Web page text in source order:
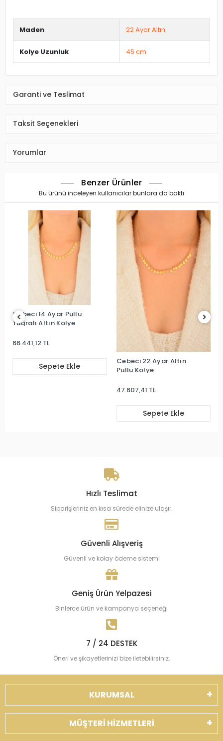
Maden 22 Ayar Altın
Kolye Uzunluk 45 cm
Garanti ve Teslimat
Taksit Seçenekleri
Yorumlar
Benzer Ürünler
Bu ürünü inceleyen kullanıcılar bunlara da baktı
Cebeci 22 Ayar Altın
Pullu Kolye
Cebeci 14 Ayar Pullu
Altın Kolye
90.767,98 TL
Sepete Ekle
Hızlı Teslimat
Siparişleriniz en kısa sürede elinize ulaşır.
Güvenli Alışveriş
Güvenli ve kolay ödeme sistemi
Geniş Ürün Yelpazesi
Binlerce ürün ve kampanya seçeneği
7 / 24 DESTEK
Öneri ve şikayetlerinizi bize iletebilirsiniz.
KURUMSAL
MÜŞTERİ HİZMETLERİ